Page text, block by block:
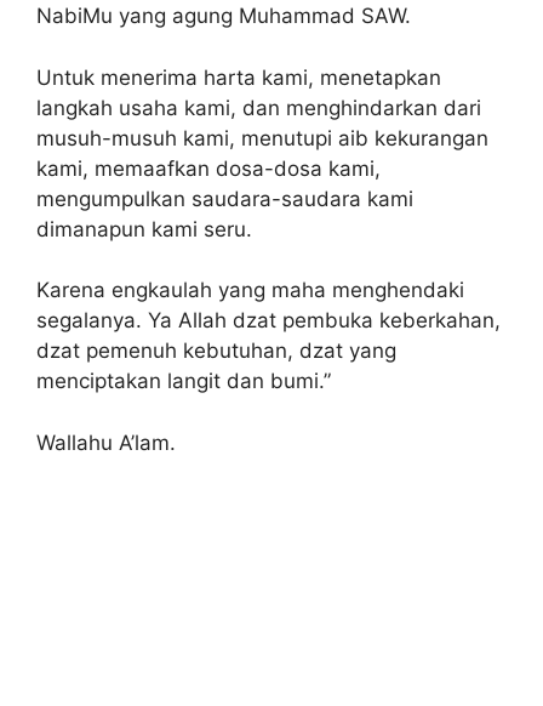
NabiMu yang agung Muhammad SAW.
Untuk menerima harta kami, menetapkan
langkah usaha kami, dan menghindarkan dari
musuh-musuh kami, menutupi aib kekurangan
kami, memaafkan dosa-dosa kami,
mengumpulkan saudara-saudara kami
dimanapun kami seru.
Karena engkaulah yang maha menghendaki
segalanya. Ya Allah dzat pembuka keberkahan,
dzat pemenuh kebutuhan, dzat yang
menciptakan langit dan bumi.”
Wallahu A’lam.